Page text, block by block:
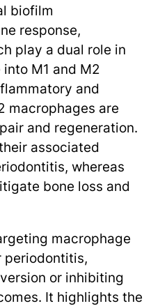
biofilm
response,
play a dual role in
M1 and M2
and
macrophages are
and regeneration.
associated
whereas
bone loss and
macrophage
periodontitis,
or inhibiting
It highlights the